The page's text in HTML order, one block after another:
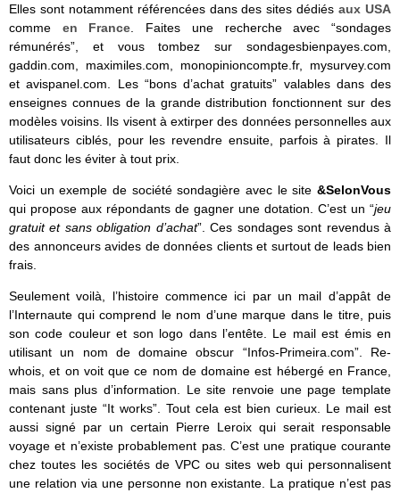
Elles sont notamment référencées dans des sites dédiésaux USA
comme en France . Faites une recherche avec “sondages
rémunérés”, et vous tombez sur sondagesbienpayes.com,
gaddin.com, maximiles.com, monopinioncompte.fr, mysurvey.com
et avispanel.com. Les “bons d’achat gratuits” valables dans des
enseignes connues de la grande distribution fonctionnent sur des
modèles voisins. Ils visent à extirper des données personnelles aux
utilisateurs ciblés, pour les revendre ensuite, parfois à pirates. Il
faut donc les éviter à tout prix.
Voici un exemple de société sondagière avec le site &SelonVous
qui propose aux répondants de gagner une dotation. C’est un “jeu
gratuit et sans obligation d’achat”. Ces sondages sont revendus à
des annonceurs avides de données clients et surtout de leads bien
frais.
Seulement voilà, l’histoire commence ici par un mail d’appât de
l’Internaute qui comprend le nom d’une marque dans le titre, puis
son code couleur et son logo dans l’entête. Le mail est émis en
utilisant un nom de domaine obscur “Infos-Primeira.com”. Re-
whois, et on voit que ce nom de domaine est hébergé en France,
mais sans plus d’information. Le site renvoie une page template
contenant juste “It works”. Tout cela est bien curieux. Le mail est
aussi signé par un certain Pierre Leroix qui serait responsable
voyage et n’existe probablement pas. C’est une pratique courante
chez toutes les sociétés de VPC ou sites web qui personnalisent
une relation via une personne non existante. La pratique n’est pas